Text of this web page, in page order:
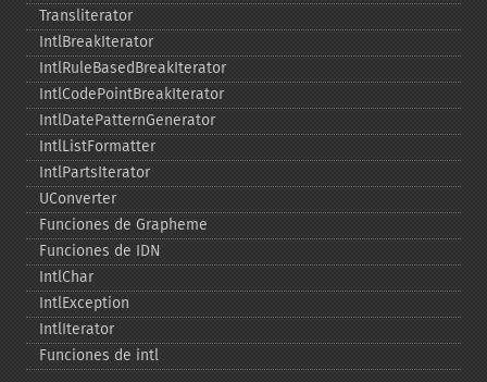
Transliterator
IntlBreakIterator
IntlRuleBasedBreakIterator
IntlCodePointBreakIterator
IntlDatePatternGenerator
IntlListFormatter
IntlPartsIterator
UConverter
Funciones de Grapheme
Funciones de IDN
IntlChar
IntlException
IntlIterator
Funciones de intl